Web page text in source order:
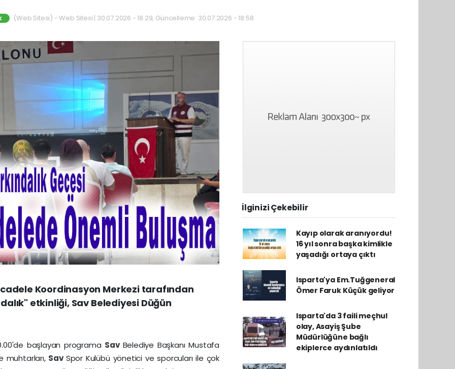
(Web Sitesi) - Web Sitesi | 30.07.2026 - 18:29, Güncelleme: 30.07.2026 - 18:58
Koordinasyon Merkezi tarafından
etkinliği, Sav Belediyesi Düğün
başlayan programa Sav Belediye Başkanı Mustafa
muhtarları, Sav Spor Kulübü yönetici ve sporcuları ile çok
İlginizi Çekebilir
Kayıp olarak aranıyordu!
16 yıl sonra başka kimlikle
yaşadığı ortaya çıktı
Isparta'ya Em.Tuğgeneral
Ömer Faruk Küçük geliyor
Isparta'da 3 faili meçhul
olay, Asayiş Şube
Müdürlüğüne bağlı
ekiplerce aydınlatıldı